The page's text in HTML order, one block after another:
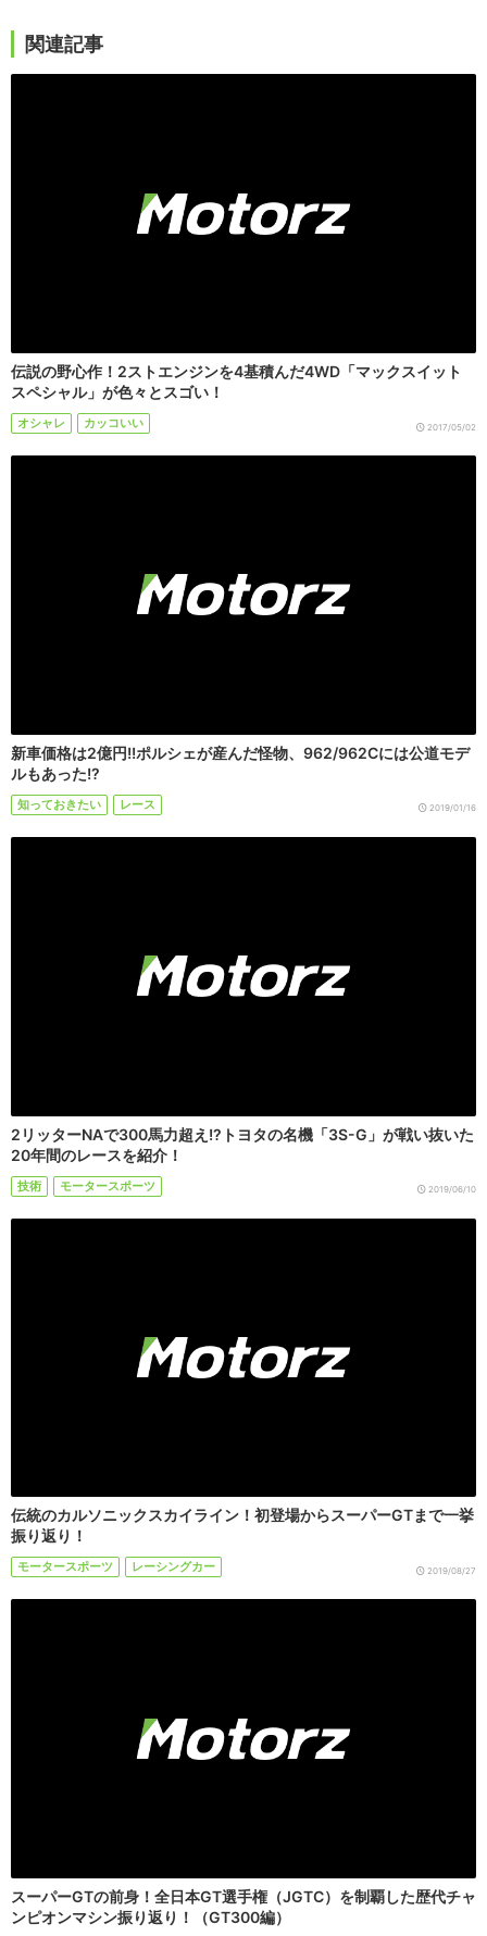
関連記事
伝説の野心作！2ストエンジンを4基積んだ4WD「マックスイット
スペシャル」が色々とスゴい！
オシャレ カッコいい 2017/05/02
新車価格は2億円!!ポルシェが産んだ怪物、962/962Cには公道モデ
ルもあった!?
知っておきたい レース 2019/01/16
2リッターNAで300馬力超え!?トヨタの名機「3S-G」が戦い抜いた
20年間のレースを紹介！
技術 モータースポーツ 2019/06/10
伝統のカルソニックスカイライン！初登場からスーパーGTまで一挙
振り返り！
モータースポーツ レーシングカー 2019/08/27
スーパーGTの前身！全日本GT選手権（JGTC）を制覇した歴代チャ
ンピオンマシン振り返り！（GT300編）